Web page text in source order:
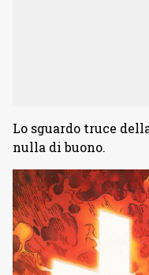
Lo sguardo truce
nulla di buono.